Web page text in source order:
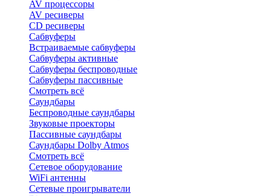
AV процессоры
AV ресиверы
CD ресиверы
Сабвуферы
Встраиваемые сабвуферы
Сабвуферы активные
Сабвуферы беспроводные
Сабвуферы пассивные
Смотреть всё
Саундбары
Беспроводные саундбары
Звуковые проекторы
Пассивные саундбары
Саундбары Dolby Atmos
Смотреть всё
Сетевое оборудование
WiFi антенны
Сетевые проигрыватели